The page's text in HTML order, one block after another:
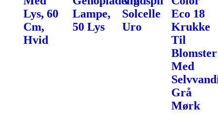
Lys, 60
Cm,
Hvid
Lampe,
50 Lys
Solcelle
Uro
Eco 18
Krukke
Til
Blomster
Med
Grå
Mørk